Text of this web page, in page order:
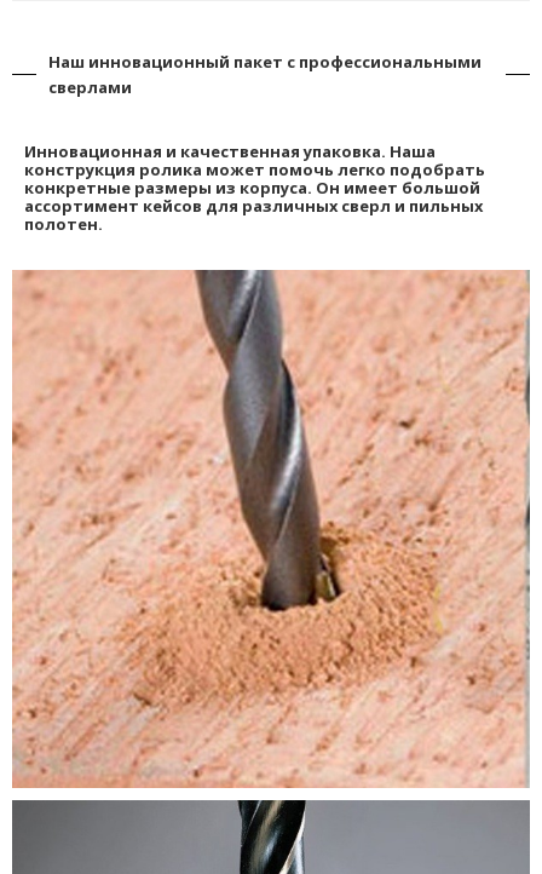
Наш инновационный пакет с профессиональными
сверлами
Инновационная и качественная упаковка. Наша
конструкция ролика может помочь легко подобрать
конкретные размеры из корпуса. Он имеет большой
ассортимент кейсов для различных сверл и пильных
полотен.